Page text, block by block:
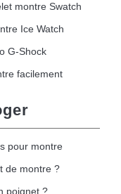
montre Swatch
Ice Watch
G-Shock
facilement
pour montre
de montre ?
poignet ?